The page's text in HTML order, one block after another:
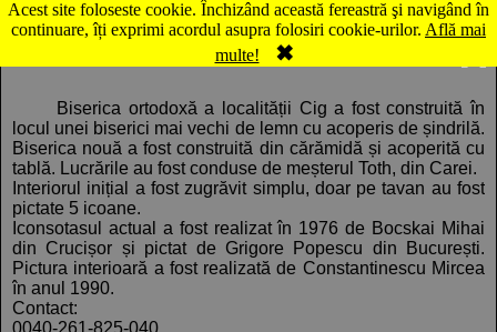
Acest site foloseste cookie. Închizând această fereastră şi navigând în
continuare, îți exprimi acordul asupra folosiri cookie-urilor. Află mai
multe!
✖
Hartă Cig: Biserica ortodoxă
Biserica ortodoxă a localității Cig a fost construită în
locul unei biserici mai vechi de lemn cu acoperis de șindrilă.
Biserica nouă a fost construită din cărămidă și acoperită cu
tablă. Lucrările au fost conduse de meșterul Toth, din Carei.
Interiorul inițial a fost zugrăvit simplu, doar pe tavan au fost
pictate 5 icoane.
Iconsotasul actual a fost realizat în 1976 de Bocskai Mihai
din Crucișor și pictat de Grigore Popescu din București.
Pictura interioară a fost realizată de Constantinescu Mircea
în anul 1990.
Contact:
0040-261-825-040
Comentarii